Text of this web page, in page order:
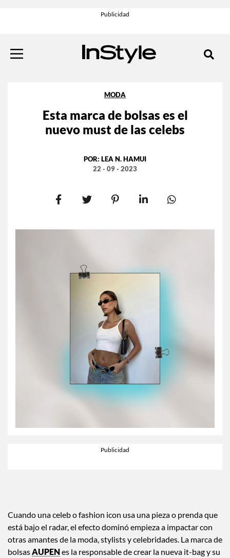
MODA
Esta marca de bolsas es el
nuevo must de las celebs
POR: LEA N. HAMUI
22 - 09 - 2023
Cuando una celeb o fashion icon usa una pieza o prenda que
está bajo el radar, el efecto dominó empieza a impactar con
otras amantes de la moda, stylists y celebridades. La marca de
bolsasAUPENes la responsable de crear la nueva it-bag y su